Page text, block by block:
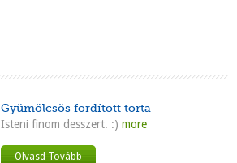
Gyümölcsös fordított torta
Isteni finom desszert. :) more
Olvasd Tovább